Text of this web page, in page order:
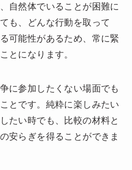
自然体でいることが困難に
も、どんな行動を取って
可能性があるため、常に緊
とになります。
に参加したくない場面でも
とです。純粋に楽しみたい
たい時でも、比較の材料と
安らぎを得ることができま